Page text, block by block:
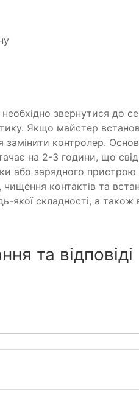
звернутися до
Якщо майстер
контролер.
на 2-3 години, що
або зарядного пристрою
контактів та
складності, а також
та відповіді